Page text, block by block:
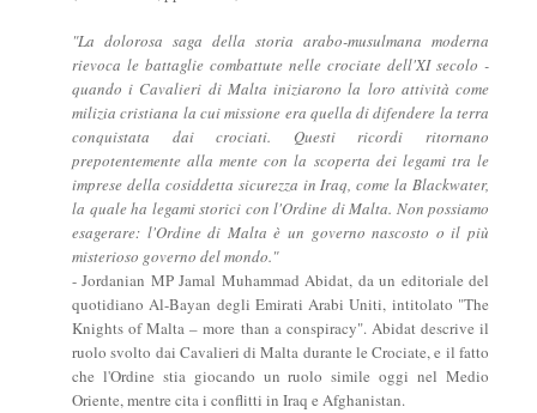
"La dolorosa saga della storia arabo-musulmana moderna
rievoca le battaglie combattute nelle crociate dell'XI secolo -
quando i Cavalieri di Malta iniziarono la loro attività come
milizia cristiana la cui missione era quella di difendere la terra
conquistata dai crociati. Questi ricordi ritornano
prepotentemente alla mente con la scoperta dei legami tra le
imprese della cosiddetta sicurezza in Iraq, come la Blackwater,
la quale ha legami storici con l'Ordine di Malta. Non possiamo
esagerare: l'Ordine di Malta è un governo nascosto o il più
misterioso governo del mondo."
- Jordanian MP Jamal Muhammad Abidat, da un editoriale del
quotidiano Al-Bayan degli Emirati Arabi Uniti, intitolato "The
Knights of Malta – more than a conspiracy". Abidat descrive il
ruolo svolto dai Cavalieri di Malta durante le Crociate, e il fatto
che l'Ordine stia giocando un ruolo simile oggi nel Medio
Oriente, mentre cita i conflitti in Iraq e Afghanistan.